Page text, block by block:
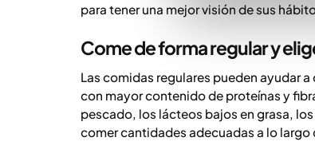
para tener una mejor visión de sus
Come de forma regular y
Las comidas regulares pueden ayudar
con mayor contenido de proteínas y
pescado, los lácteos bajos en grasa,
comer cantidades adecuadas a lo largo